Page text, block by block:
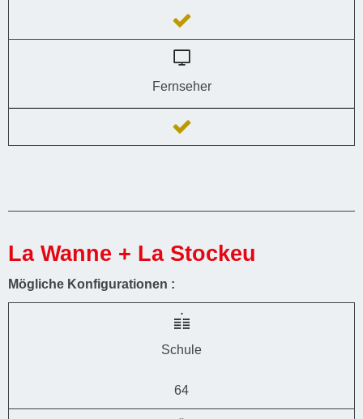
Fernseher
La Wanne + La Stockeu
Mögliche Konfigurationen :
Schule
64